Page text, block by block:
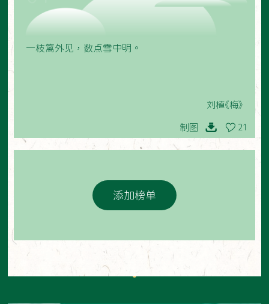
一枝篱外见，数点雪中明。
刘植《梅》
制图 21
添加榜单